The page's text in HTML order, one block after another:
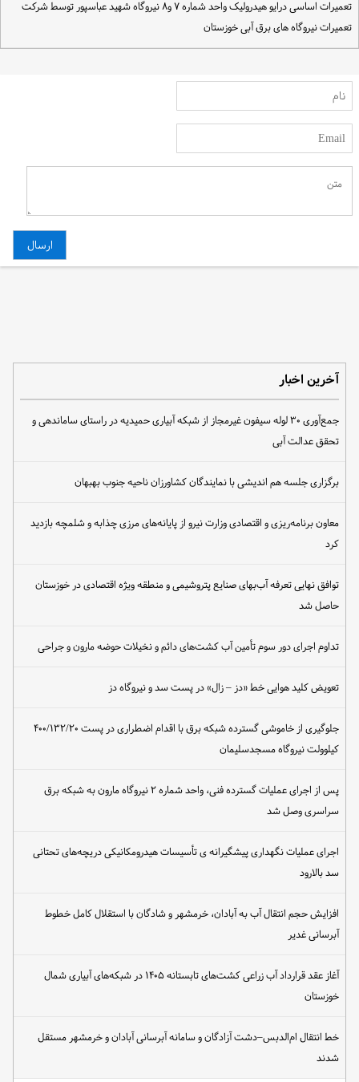
تعمیرات اساسی درایو هیدرولیک واحد شماره ۷ و۸ نیروگاه شهید عباسپور توسط شرکت
تعمیرات نیروگاه های برق آبی خوزستان
آخرین اخبار
جمع‌آوری ۳۰ لوله سیفون غیرمجاز از شبکه آبیاری حمیدیه در راستای ساماندهی و
تحقق عدالت آبی
برگزاری جلسه هم اندیشی با نمایندگان کشاورزان ناحیه جنوب بهبهان
معاون برنامه‌ریزی و اقتصادی وزارت نیرو از پایانه‌های مرزی چذابه و شلمچه بازدید
کرد
توافق نهایی تعرفه آب‌بهای صنایع پتروشیمی و منطقه ویژه اقتصادی در خوزستان
حاصل شد
تداوم اجرای دور سوم تأمین آب کشت‌های دائم و نخیلات حوضه مارون و جراحی
تعویض کلید هوایی خط «دز – زال» در پست سد و نیروگاه دز
جلوگیری از خاموشی گسترده شبکه برق با اقدام اضطراری در پست ۴۰۰/۱۳۲/۲۰
کیلوولت نیروگاه مسجدسلیمان
پس از اجرای عملیات گسترده فنی، واحد شماره ۲ نیروگاه مارون به شبکه برق
سراسری وصل شد
اجرای عملیات نگهداری پیشگیرانه ی تأسیسات هیدرومکانیکی دریچه‌های تحتانی
سد بالارود
افزایش حجم انتقال آب به آبادان، خرمشهر و شادگان با استقلال کامل خطوط
آبرسانی غدیر
آغاز عقد قرارداد آب زراعی کشت‌های تابستانه ۱۴۰۵ در شبکه‌های آبیاری شمال
خوزستان
خط انتقال ام‌الدبس–دشت آزادگان و سامانه آبرسانی آبادان و خرمشهر مستقل
شدند